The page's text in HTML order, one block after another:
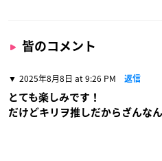
皆のコメント
2025年8月8日 at 9:26 PM 返信
とても楽しみです！
だけどキリヲ推しだからざんなん